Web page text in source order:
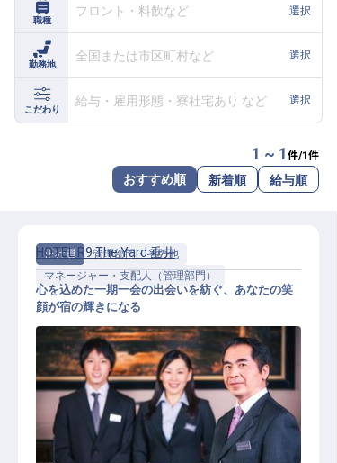
ご利用の流れ
よくある質問
ホテル・宿泊業界情報コラム
転職サポートに申し込む
職種
フロント・料飲など 選択
勤務地
全国または市区町村など 選択
こだわり
給与・雇用形態・寮社宅あり など 選択
1 ~ 1 件/1 件
おすすめ順 新着順 給与順
正社員
管理部門・その他
マネージャー・支配人（管理部門）
【HOTEL R9 The Yard 垂井】運営マ
HOTEL R9 The Yard 垂井
心を込めた一期一会の出会いを紡ぐ、あなたの笑
顔が宿の輝きになる